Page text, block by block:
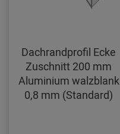
Dachrandprofil Ecke
Zuschnitt 200 mm
Aluminium walzblank
0,8 mm (Standard)